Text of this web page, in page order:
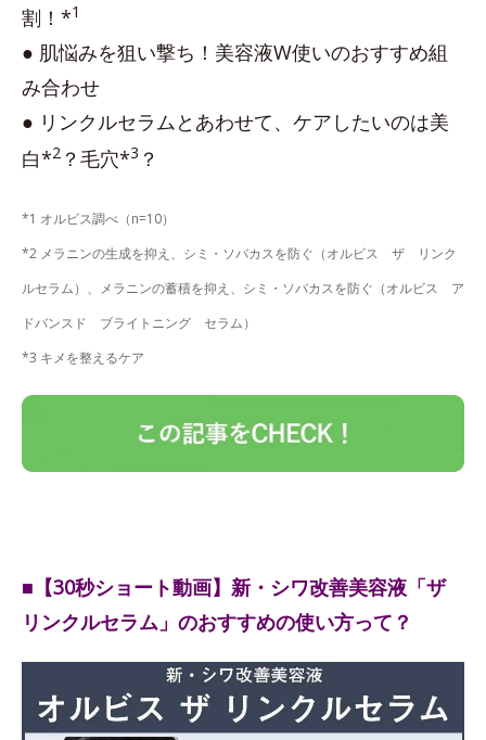
割！*1
● 肌悩みを狙い撃ち！美容液W使いのおすすめ組
み合わせ
● リンクルセラムとあわせて、ケアしたいのは美
白*2 ？毛穴*3 ？
*1 オルビス調べ（n=10）
*2 メラニンの生成を抑え、シミ・ソバカスを防ぐ（オルビス ザ リンク
ルセラム）、メラニンの蓄積を抑え、シミ・ソバカスを防ぐ（オルビス ア
ドバンスド ブライトニング セラム）
*3 キメを整えるケア
■【30秒ショート動画】新・シワ改善美容液「ザ
リンクルセラム」のおすすめの使い方って？